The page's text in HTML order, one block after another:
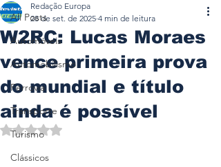
All Posts
Automóveis
Automobilismo
Ferrovia
Transporte
Turismo
Clássicos
W2RC: Lucas Moraes
vence primeira prova
do mundial e título
ainda é possível
Redação Europa
28 de set. de 2025 4 min de leitura
Avaliado com NaN de 5 estrelas.